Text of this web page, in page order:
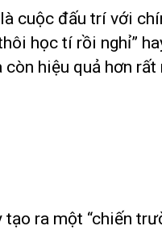
cuộc đấu trí với
học tí rồi nghỉ”
hiệu quả hơn rất
ra một “chiến